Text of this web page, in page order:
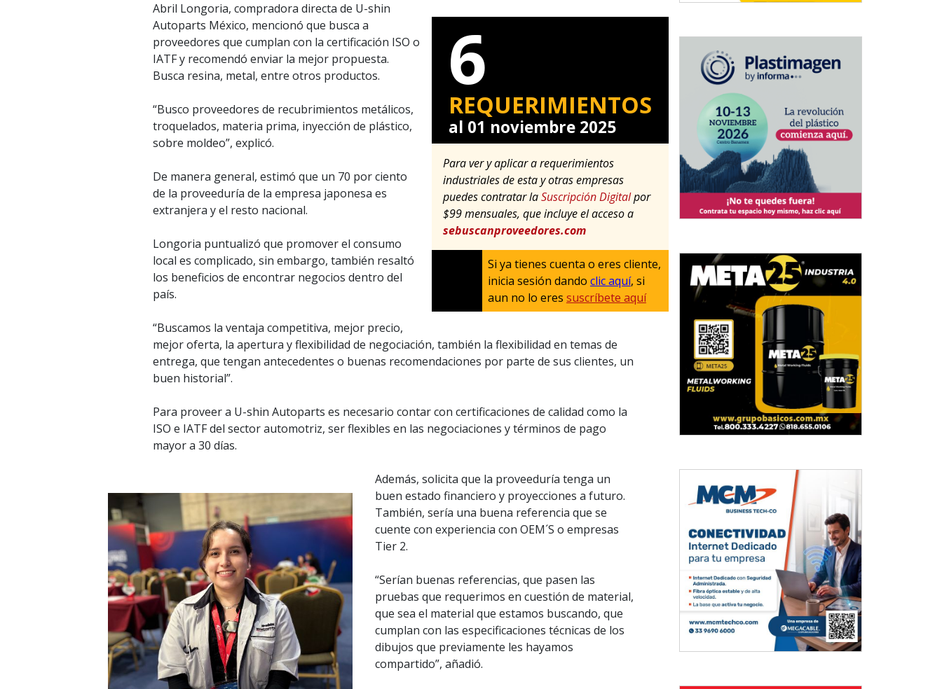
6
REQUERIMIENTOS
al 01 noviembre 2025
Para ver y aplicar a requerimientos
industriales de esta y otras empresas
puedes contratar laSuscripción Digitalpor
$99 mensuales, que incluye el acceso a
sebuscanproveedores.com
Si ya tienes cuenta o eres cliente,
inicia sesión dando clic aquí, si
aun no lo eres suscríbete aquí
Abril Longoria, compradora directa de U-shin
Autoparts México, mencionó que busca a
proveedores que cumplan con la certificación ISO o
IATF y recomendó enviar la mejor propuesta.
Busca resina, metal, entre otros productos.
“Busco proveedores de recubrimientos metálicos,
troquelados, materia prima, inyección de plástico,
sobre moldeo”, explicó.
De manera general, estimó que un 70 por ciento
de la proveeduría de la empresa japonesa es
extranjera y el resto nacional.
Longoria puntualizó que promover el consumo
local es complicado, sin embargo, también resaltó
los beneficios de encontrar negocios dentro del
país.
“Buscamos la ventaja competitiva, mejor precio,
mejor oferta, la apertura y flexibilidad de negociación, también la flexibilidad en temas de
entrega, que tengan antecedentes o buenas recomendaciones por parte de sus clientes, un
buen historial”.
Para proveer a U-shin Autoparts es necesario contar con certificaciones de calidad como la
ISO e IATF del sector automotriz, ser flexibles en las negociaciones y términos de pago
mayor a 30 días.
Además, solicita que la proveeduría tenga un
buen estado financiero y proyecciones a futuro.
También, sería una buena referencia que se
cuente con experiencia con OEM´S o empresas
Tier 2.
“Serían buenas referencias, que pasen las
pruebas que requerimos en cuestión de material,
que sea el material que estamos buscando, que
cumplan con las especificaciones técnicas de los
dibujos que previamente les hayamos
compartido”, añadió.